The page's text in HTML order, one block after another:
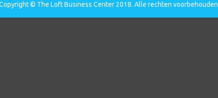
© The Loft Business Center 2018. Alle rechten